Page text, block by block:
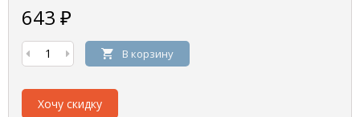
643 ₽
В корзину
Хочу скидку